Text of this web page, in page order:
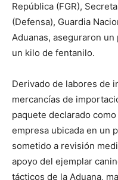
República (FGR),
(Defensa), Guardia
Aduanas, aseguraron
un kilo de fentanilo.
Derivado de labores de
mercancías de
paquete declarado
empresa ubicada en un
sometido a revisión
apoyo del ejemplar
tácticos de la Aduana,